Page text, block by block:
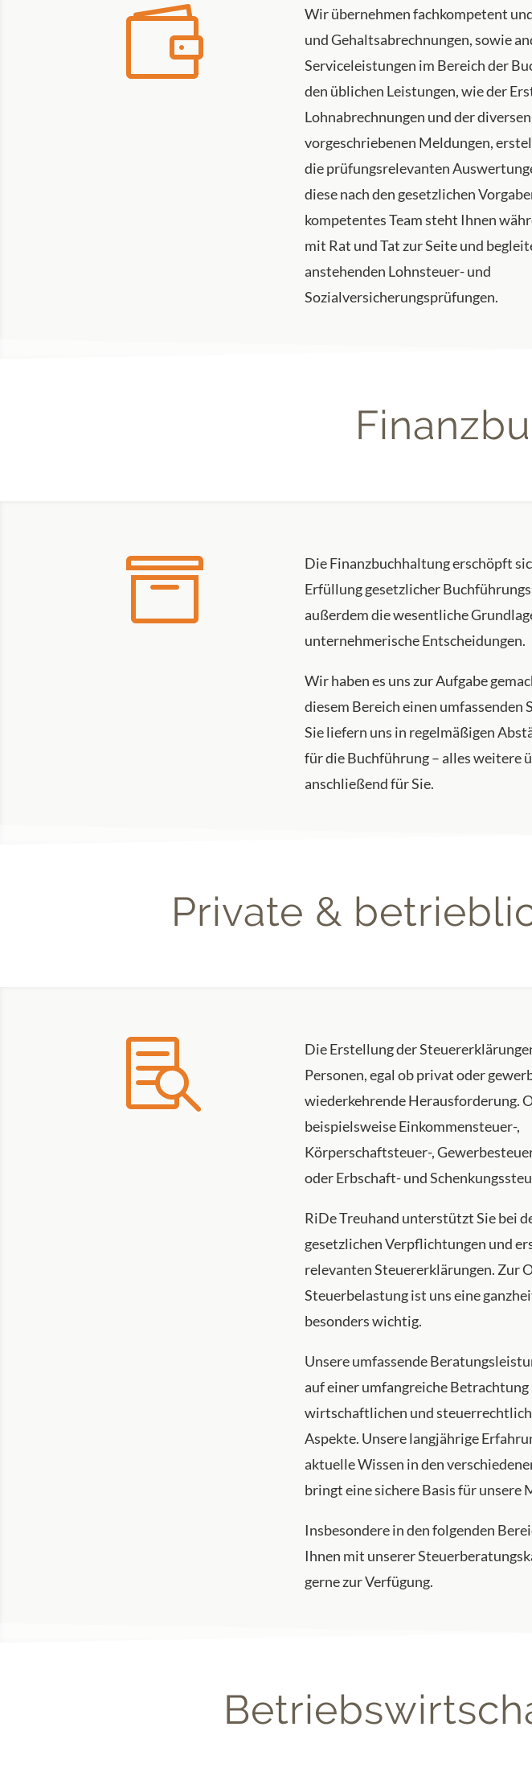

Wir übernehmen fachkompetent
und Gehaltsabrechnungen, sowie
Serviceleistungen im Bereich der
den üblichen Leistungen, wie der
Lohnabrechnungen und der
vorgeschriebenen Meldungen,
die prüfungsrelevanten
diese nach den gesetzlichen
kompetentes Team steht Ihnen
mit Rat und Tat zur Seite und
anstehenden Lohnsteuer- und
Sozialversicherungsprüfungen.

Die Finanzbuchhaltung erschöpft
Erfüllung gesetzlicher
außerdem die wesentliche
unternehmerische Entscheidungen.
Wir haben es uns zur Aufgabe
diesem Bereich einen umfassenden
Sie liefern uns in regelmäßigen
für die Buchführung – alles weitere
anschließend für Sie.
Private &

Die Erstellung der
Personen, egal ob privat oder
wiederkehrende Herausforderung.
beispielsweise Einkommensteuer-,
Körperschaftsteuer-,
oder Erbschaft- und
RiDe Treuhand unterstützt Sie bei
gesetzlichen Verpflichtungen und
relevanten Steuererklärungen. Zur
Steuerbelastung ist uns eine
besonders wichtig.
Unsere umfassende
auf einer umfangreiche
wirtschaftlichen und
Aspekte. Unsere langjährige
aktuelle Wissen in den
bringt eine sichere Basis für unsere
Insbesondere in den folgenden
Ihnen mit unserer
gerne zur Verfügung.